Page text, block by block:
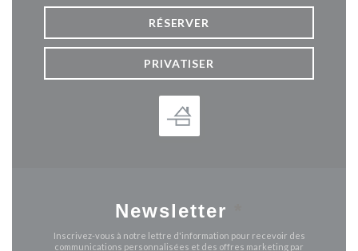
RÉSERVER
PRIVATISER
Newsletter
Inscrivez-vous à notre lettre d'information pour recevoir des
communications personnalisées et des offres marketing par